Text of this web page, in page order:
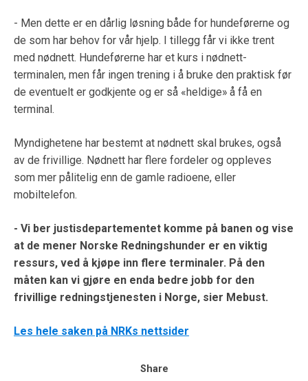
- Men dette er en dårlig løsning både for hundeførerne og
de som har behov for vår hjelp. I tillegg får vi ikke trent
med nødnett. Hundeførerne har et kurs i nødnett-
terminalen, men får ingen trening i å bruke den praktisk før
de eventuelt er godkjente og er så «heldige» å få en
terminal.
Myndighetene har bestemt at nødnett skal brukes, også
av de frivillige. Nødnett har flere fordeler og oppleves
som mer pålitelig enn de gamle radioene, eller
mobiltelefon.
- Vi ber justisdepartementet komme på banen og vise
at de mener Norske Redningshunder er en viktig
ressurs, ved å kjøpe inn flere terminaler. På den
måten kan vi gjøre en enda bedre jobb for den
frivillige redningstjenesten i Norge, sier Mebust.
Les hele saken på NRKs nettsider
Share